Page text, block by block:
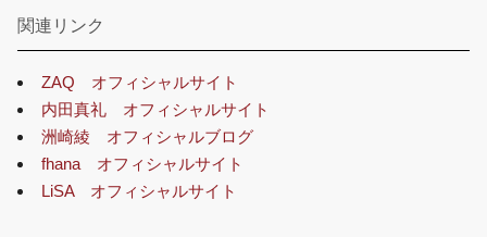
関連リンク
ZAQ オフィシャルサイト
内田真礼 オフィシャルサイト
洲崎綾 オフィシャルブログ
fhana オフィシャルサイト
LiSA オフィシャルサイト